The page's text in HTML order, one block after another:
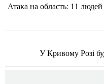
Атака на область: 11
У Кривому Розі